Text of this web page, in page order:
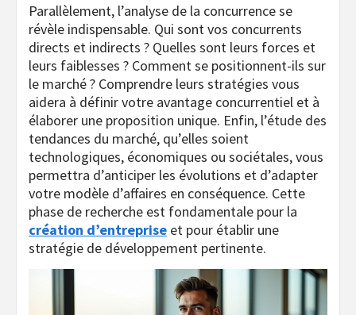
Parallèlement, l’analyse de la concurrence se
révèle indispensable. Qui sont vos concurrents
directs et indirects ? Quelles sont leurs forces et
leurs faiblesses ? Comment se positionnent-ils sur
le marché ? Comprendre leurs stratégies vous
aidera à définir votre avantage concurrentiel et à
élaborer une proposition unique. Enfin, l’étude des
tendances du marché, qu’elles soient
technologiques, économiques ou sociétales, vous
permettra d’anticiper les évolutions et d’adapter
votre modèle d’affaires en conséquence. Cette
phase de recherche est fondamentale pour la
création d’entreprise et pour établir une
stratégie de développement pertinente.